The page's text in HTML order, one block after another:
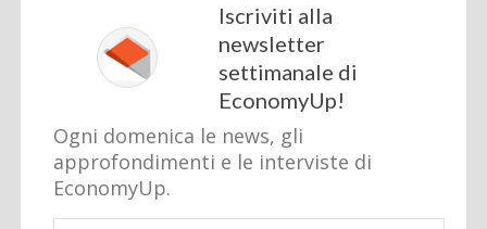
Iscriviti alla
newsletter
settimanale di
EconomyUp!
Ogni domenica le news, gli
approfondimenti e le interviste di
EconomyUp.